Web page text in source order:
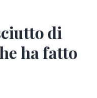
di
ha fatto